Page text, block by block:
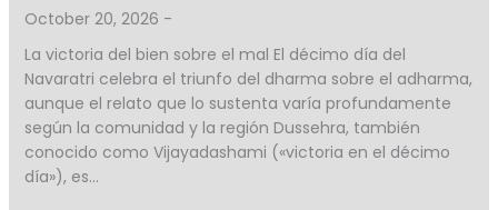
October 20, 2026 -
La victoria del bien sobre el mal El décimo día del
Navaratri celebra el triunfo del dharma sobre el adharma,
aunque el relato que lo sustenta varía profundamente
según la comunidad y la región Dussehra, también
conocido como Vijayadashami («victoria en el décimo
día»), es…